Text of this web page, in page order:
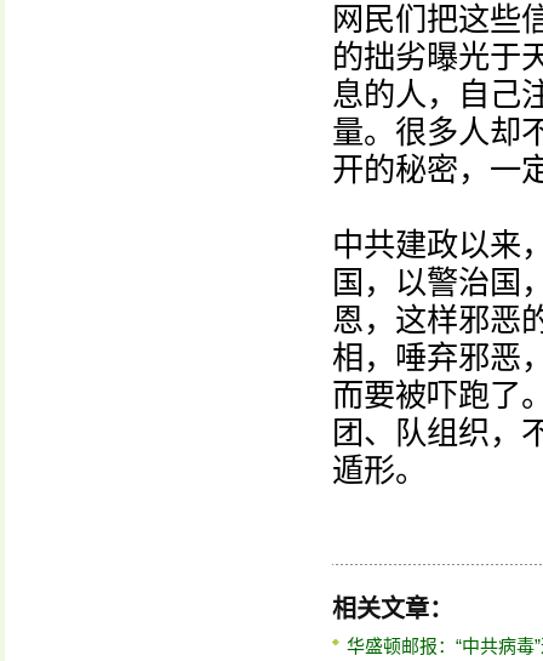
网民们把这些
的拙劣曝光于
息的人，自己
量。很多人却
开的秘密，一
中共建政以来
国，以警治国
恩，这样邪恶
相，唾弃邪恶
而要被吓跑了
团、队组织，
遁形。
相关文章：
华盛顿邮报：“中共病毒